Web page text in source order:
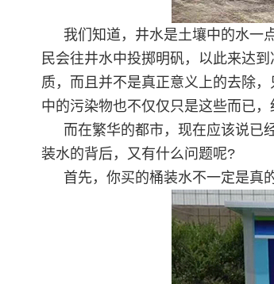
我们知道，井水是土壤中的水一
民会往井水中投掷明矾，以此来达
质，而且并不是真正意义上的去除
中的污染物也不仅仅只是这些而已
而在繁华的都市，现在应该说已
装水的背后，又有什么问题呢?
首先，你买的桶装水不一定是真